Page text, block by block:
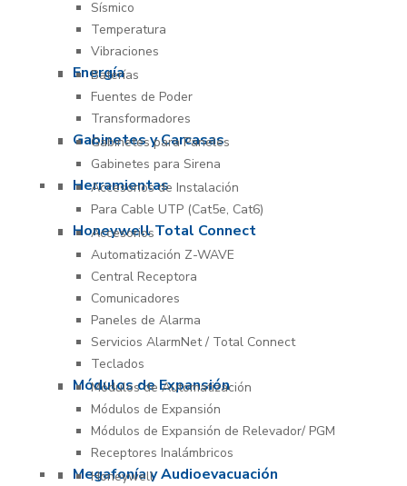
Sísmico
Temperatura
Vibraciones
Energía
Baterías
Fuentes de Poder
Transformadores
Gabinetes y Carcasas
Gabinetes para Paneles
Gabinetes para Sirena
Herramientas
Accesorios de Instalación
Para Cable UTP (Cat5e, Cat6)
Honeywell Total Connect
Accesorios
Automatización Z-WAVE
Central Receptora
Comunicadores
Paneles de Alarma
Servicios AlarmNet / Total Connect
Teclados
Módulos de Expansión
Módulos de Automatización
Módulos de Expansión
Módulos de Expansión de Relevador/ PGM
Receptores Inalámbricos
Megafonía y Audioevacuación
Honeywell